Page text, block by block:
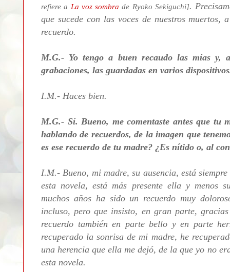
refiere a La voz sombra de Ryoko Sekiguchi].
que sucede con las voces de nuestros muertos,
recuerdo.
M.G.- Yo tengo a buen recaudo las mías y,
grabaciones, las guardadas en varios
I.M.- Haces bien.
M.G.- Sí. Bueno, me comentaste antes que tu
hablando de recuerdos, de la imagen que
es ese recuerdo de tu madre? ¿Es nítido o, al
I.M.- Bueno, mi madre, su ausencia, está
esta novela, está más presente ella y menos
muchos años ha sido un recuerdo muy
incluso, pero que insisto, en gran parte,
recuerdo también en parte bello y en parte
recuperado la sonrisa de mi madre, he
una herencia que ella me dejó, de la que yo no
esta novela.